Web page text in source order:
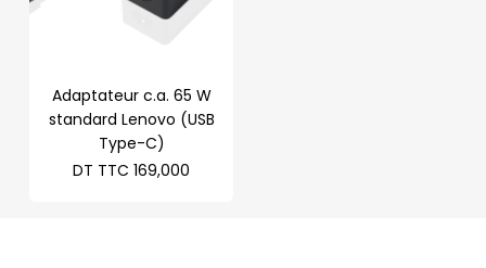
Adaptateur c.a. 65 W
standard Lenovo (USB
Type-C)
DT TTC 169,000